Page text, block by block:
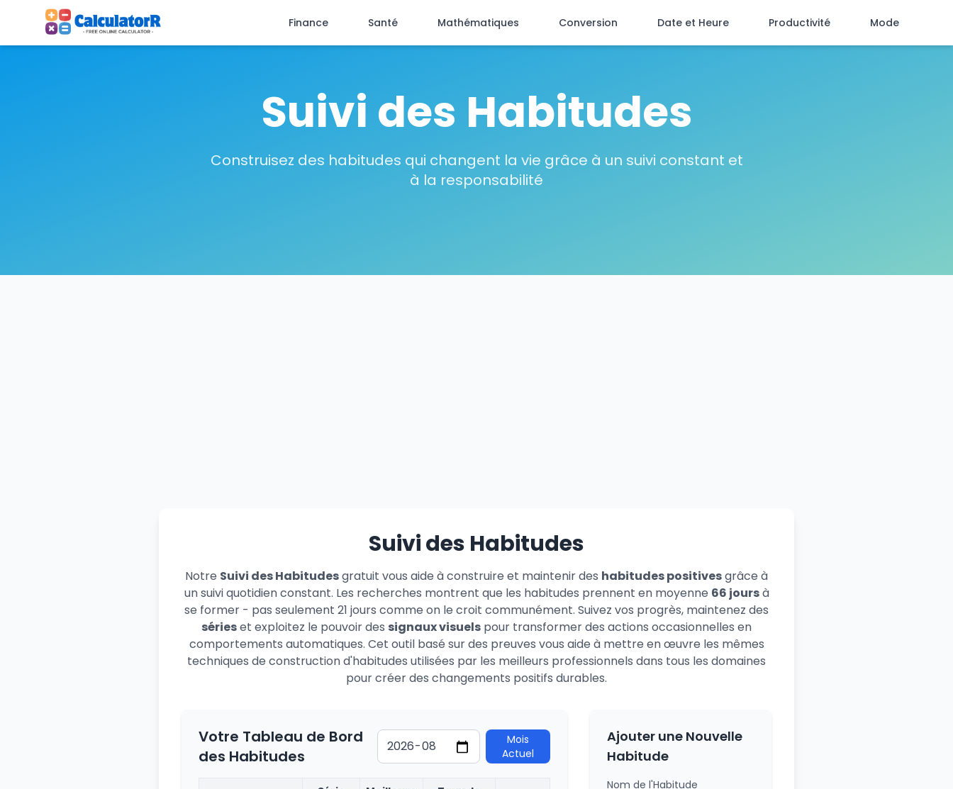
Finance Santé Mathématiques Conversion Date et Heure Productivité Mode
Suivi des Habitudes
Construisez des habitudes qui changent la vie grâce à un suivi constant et
à la responsabilité
Suivi des Habitudes
Notre Suivi des Habitudesgratuit vous aide à construire et maintenir des habitudes positivesgrâce à
un suivi quotidien constant. Les recherches montrent que les habitudes prennent en moyenne 66 joursà
se former - pas seulement 21 jours comme on le croit communément. Suivez vos progrès, maintenez des
sérieset exploitez le pouvoir des signaux visuels pour transformer des actions occasionnelles en
comportements automatiques. Cet outil basé sur des preuves vous aide à mettre en œuvre les mêmes
techniques de construction d'habitudes utilisées par les meilleurs professionnels dans tous les domaines
pour créer des changements positifs durables.
Votre Tableau de Bord
des Habitudes
Mois
Actuel
Ajouter une Nouvelle
Habitude
Nom de l'Habitude